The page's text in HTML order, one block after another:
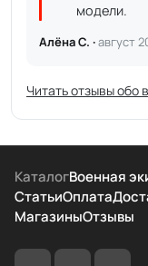
модели.
Алёна С. ·август
Читать отзывы обо
КаталогВоенная
СтатьиОплата
МагазиныОтзывы